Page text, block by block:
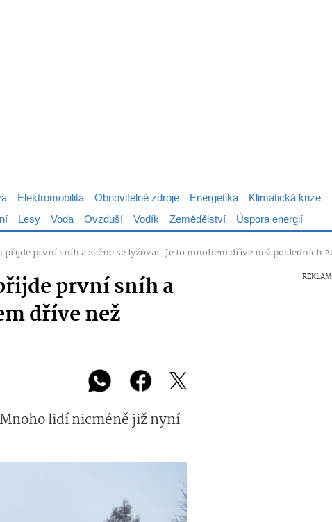
Elektromobilita Obnovitelné zdroje Energetika Klimatická krize
Lesy Voda Ovzduší Vodík Zemědělství Úspora energií
přijde první sníh a začne se lyžovat. Je to mnohem dříve než posledních
první sníh a
dříve než
lidí nicméně již nyní